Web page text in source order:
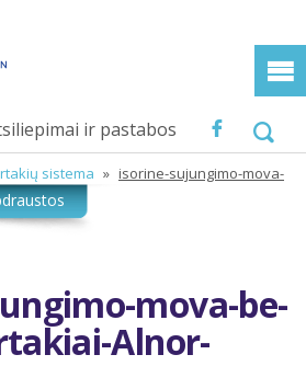
ir pastabos
sistema » isorine-sujungimo-mova-
mova-be-
Alnor-